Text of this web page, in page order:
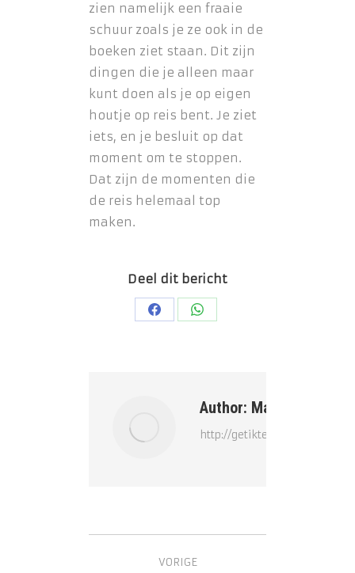
zien namelijk een fraaie
schuur zoals je ze ook in de
boeken ziet staan. Dit zijn
dingen die je alleen maar
kunt doen als je op eigen
houtje op reis bent. Je ziet
iets, en je besluit op dat
moment om te stoppen.
Dat zijn de momenten die
de reis helemaal top
maken.
Deel dit bericht
Deel
Deel
Author: Marieke
http://getikteavonturen.nl
BerichtVORIGE